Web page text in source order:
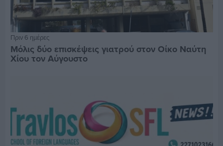
Πριν 6 ημέρες
Μόλις δύο επισκέψεις γιατρού στον Οίκο Ναύτη
Χίου τον Αύγουστο